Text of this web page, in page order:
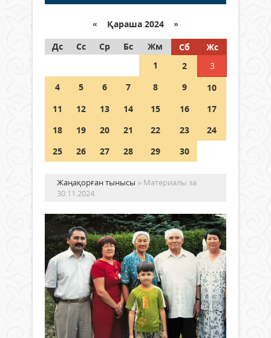
граждане Казахстана,
05 тамыз 2026 ж. 158
Шетелде жүрген Қазақстан
азаматтары қалай дауыс бере
« Қараша 2024 »
Дс
Сс Ср Бс Жм Сб
Жс
1
2
3
4
5 6 7 8 9
10
11
12 13 14 15 16
17
18
19 20 21 22 23
24
25
26 27 28 29 30
Жаңақорған тынысы » Материалы за
30.11.2024
Жаңалықтар
30
қараша
2024 ж.
423
0
Толығырақ